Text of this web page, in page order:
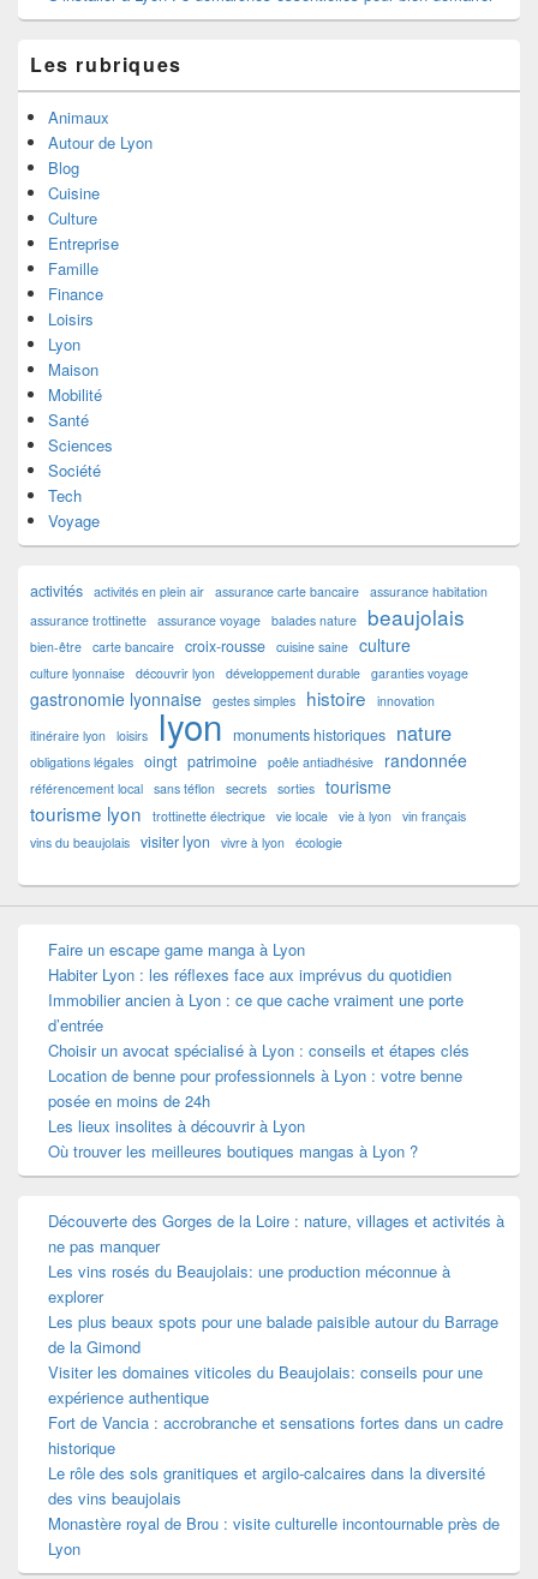
Les rubriques
Animaux
Autour de Lyon
Blog
Cuisine
Culture
Entreprise
Famille
Finance
Loisirs
Lyon
Maison
Mobilité
Santé
Sciences
Société
Tech
Voyage
activités activités en plein air assurance carte bancaire assurance habitation
assurance trottinette assurance voyage balades nature beaujolais
bien-être carte bancaire croix-rousse cuisine saine culture
culture lyonnaise découvrir lyon développement durable garanties voyage
gastronomie lyonnaise gestes simples histoire
innovation
itinéraire lyon loisirs lyon monuments historiques nature
obligations légales oingt patrimoine poêle antiadhésive randonnée
référencement local sans téflon secrets sorties tourisme
tourisme lyon trottinette électrique vie locale vie à lyon vin français
vins du beaujolais visiter lyon vivre à lyon écologie
Faire un escape game manga à Lyon
Habiter Lyon : les réflexes face aux imprévus du quotidien
Immobilier ancien à Lyon : ce que cache vraiment une porte
d’entrée
Choisir un avocat spécialisé à Lyon : conseils et étapes clés
Location de benne pour professionnels à Lyon : votre benne
posée en moins de 24h
Les lieux insolites à découvrir à Lyon
Où trouver les meilleures boutiques mangas à Lyon ?
Découverte des Gorges de la Loire : nature, villages et activités à
ne pas manquer
Les vins rosés du Beaujolais: une production méconnue à
explorer
Les plus beaux spots pour une balade paisible autour du Barrage
de la Gimond
Visiter les domaines viticoles du Beaujolais: conseils pour une
expérience authentique
Fort de Vancia : accrobranche et sensations fortes dans un cadre
historique
Le rôle des sols granitiques et argilo-calcaires dans la diversité
des vins beaujolais
Monastère royal de Brou : visite culturelle incontournable près de
Lyon